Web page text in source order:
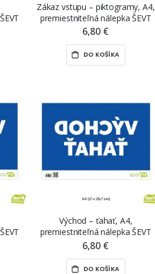
Zákaz vstupu – piktogramy, A4,
premiestniteľná nálepka ŠEVT
NANO print, reverzná tlač
6,80 €
DO KOŠÍKA
Východ – ťahať, A4,
premiestniteľná nálepka ŠEVT
NANO print, reverzná tlač
6,80 €
DO KOŠÍKA